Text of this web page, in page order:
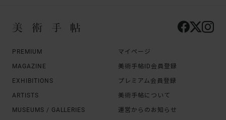
PREMIUM
MAGAZINE
EXHIBITIONS
ARTISTS
MUSEUMS / GALLERIES
マイページ
美術手帖ID会員登録
プレミアム会員登録
美術手帖について
運営からのお知らせ